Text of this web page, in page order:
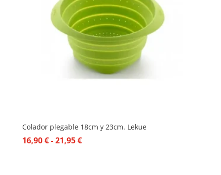
Colador plegable 18cm y 23cm. Lekue
16,90€-21,95€Rango